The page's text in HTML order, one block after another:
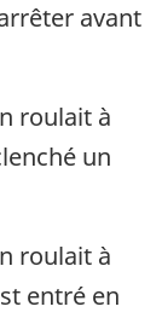
avant
roulait à
un
roulait à
entré en